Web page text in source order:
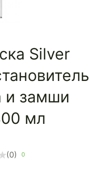
Silver
и замши
мл
(0) 0